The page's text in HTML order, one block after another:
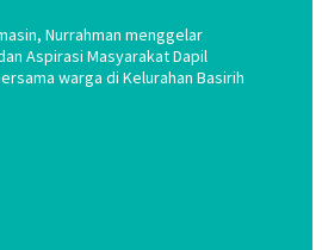
Nurrahman menggelar
Aspirasi Masyarakat Dapil
warga di Kelurahan Basirih